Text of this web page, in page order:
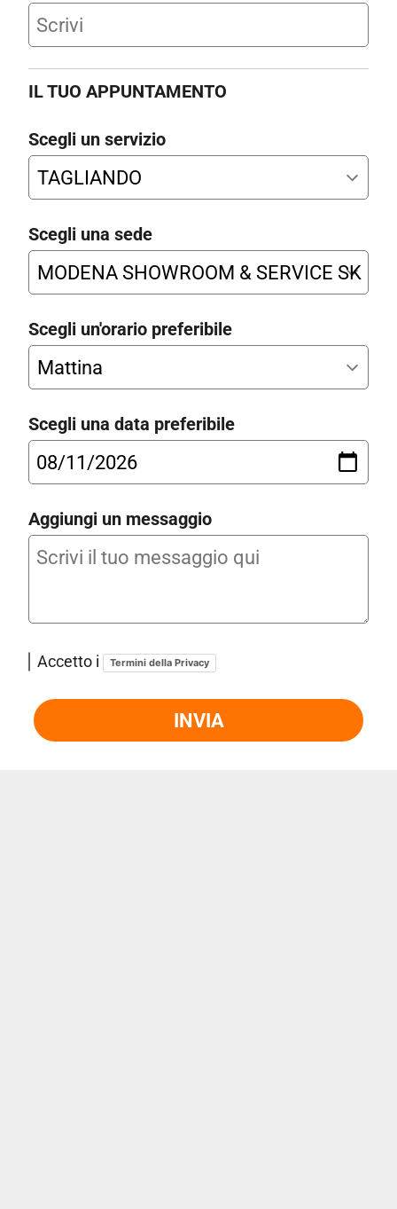
IL TUO APPUNTAMENTO
Scegli un servizio
Scegli una sede
Scegli un'orario preferibile
Scegli una data preferibile
Aggiungi un messaggio
Accetto i Termini della Privacy
INVIA